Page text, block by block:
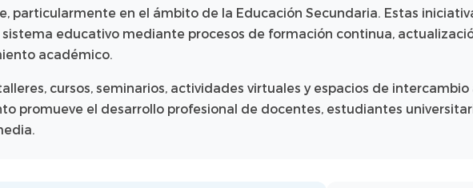
particularmente en el ámbito de la Educación Secundaria. Estas
educativo mediante procesos de formación continua,
académico.
cursos, seminarios, actividades virtuales y espacios de
promueve el desarrollo profesional de docentes, estudiantes